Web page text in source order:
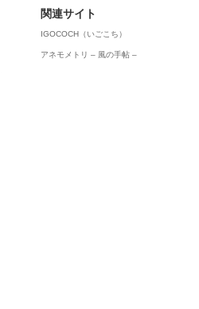
関連サイト
IGOCOCH（いごこち）
アネモメトリ – 風の手帖 –